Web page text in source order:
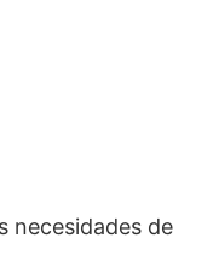
necesidades de